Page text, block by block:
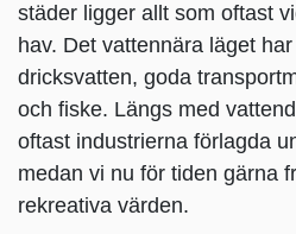
städer ligger allt som oftast
hav. Det vattennära läget
dricksvatten, goda
och fiske. Längs med
oftast industrierna förlagda
medan vi nu för tiden gärna
rekreativa värden.